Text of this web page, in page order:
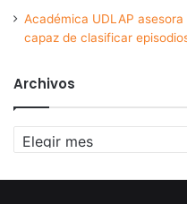
Académica UDLAP
capaz de clasificar
Archivos
Archivos